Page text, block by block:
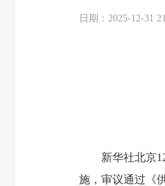
日期：2025-12-31
新华社北京12
施，审议通过《